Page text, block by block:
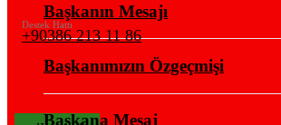
Destek Hattı
+90386 213 11 86
Başkanın Mesajı
Başkanımızın Özgeçmişi
Başkana Mesaj